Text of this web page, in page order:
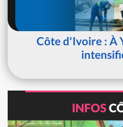
Côte d'Ivoire : À
INFOS